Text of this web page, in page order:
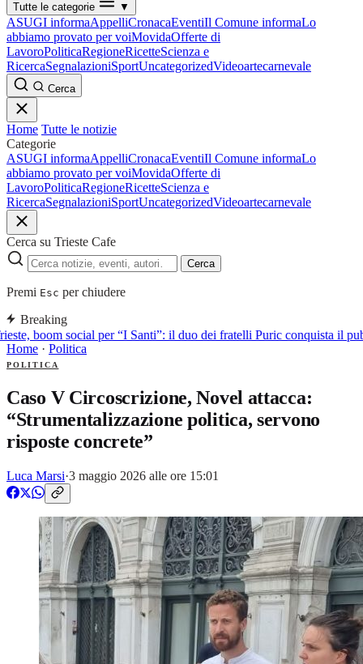
Tutte le categorie ▼
ASUGI informaAppelliCronacaEventiIl Comune informaLo
abbiamo provato per voiMovidaOfferte di
LavoroPoliticaRegioneRicetteScienza e
RicercaSegnalazioniSportUncategorizedVideoartecarnevale
Cerca
Home Tutte le notizie
Categorie
ASUGI informaAppelliCronacaEventiIl Comune informaLo
abbiamo provato per voiMovidaOfferte di
LavoroPoliticaRegioneRicetteScienza e
RicercaSegnalazioniSportUncategorizedVideoartecarnevale
Cerca su Trieste Cafe
Cerca
Premi Esc per chiudere
Breaking
boom social per “I Santi”: il duo dei fratelli Puric conquista il
Home · Politica
POLITICA
Caso V Circoscrizione, Novel attacca:
“Strumentalizzazione politica, servono
risposte concrete”
Luca Marsi·3 maggio 2026 alle ore 15:01